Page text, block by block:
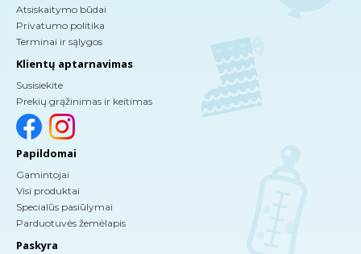
Atsiskaitymo būdai
Privatumo politika
Terminai ir sąlygos
Klientų aptarnavimas
Susisiekite
Prekių grąžinimas ir keitimas
Papildomai
Gamintojai
Visi produktai
Specialūs pasiūlymai
Parduotuvės žemėlapis
Paskyra